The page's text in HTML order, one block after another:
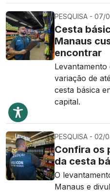
PESQUISA - 07/
Cesta
Manaus
encontrar
variação de
cesta básica
capital.
PESQUISA - 02/
Confira os
da cesta
O
Manaus e